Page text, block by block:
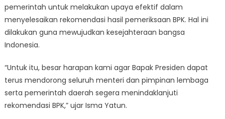
pemerintah untuk melakukan upaya efektif dalam
menyelesaikan rekomendasi hasil pemeriksaan BPK. Hal ini
dilakukan guna mewujudkan kesejahteraan bangsa
Indonesia.
“Untuk itu, besar harapan kami agar Bapak Presiden dapat
terus mendorong seluruh menteri dan pimpinan lembaga
serta pemerintah daerah segera menindaklanjuti
rekomendasi BPK,” ujar Isma Yatun.